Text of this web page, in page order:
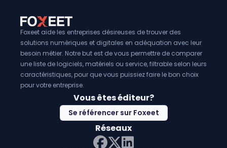
Foxeet aide les entreprises désireuses de trouver des
solutions numériques et digitales en adéquation avec leur
besoin métier. Notre but est de vous permettre de comparer
une liste de logiciels, matériels ou service, filtrable selon leurs
caractéristiques, pour que vous puissiez faire le bon choix
pour votre entreprise.
Vous êtes éditeur?
Se référencer sur Foxeet
Réseaux